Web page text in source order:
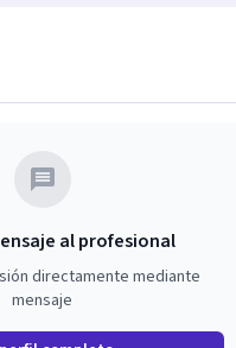
al profesional
directamente mediante
mensaje